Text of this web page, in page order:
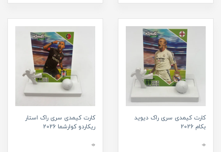
کارت کیمدی سری راک دیوید
بکام 2026
0
کارت کیمدی سری راک استار
ریکاردو کوارشما 2026
0